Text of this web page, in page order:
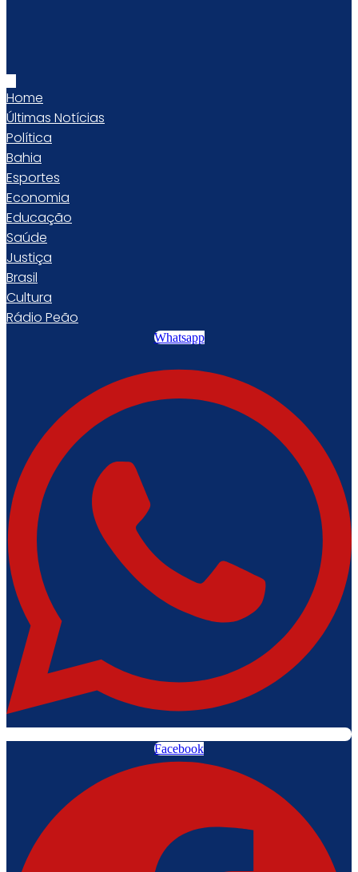
Home
Últimas Notícias
Política
Bahia
Esportes
Economia
Educação
Saúde
Justiça
Brasil
Cultura
Rádio Peão
Whatsapp
Facebook